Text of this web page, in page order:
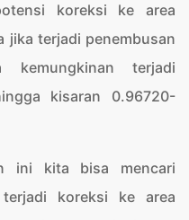
koreksi ke area
jika terjadi penembusan
terjadi
kisaran 0.96720-
ini kita bisa mencari
koreksi ke area